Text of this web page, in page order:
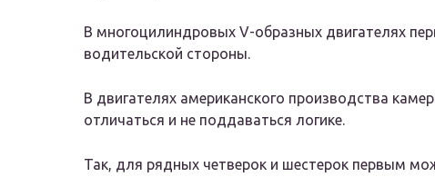
В многоцилиндровых V-образных двигателях
водительской стороны.
В двигателях американского производства
отличаться и не поддаваться логике.
Так, для рядных четверок и шестерок первым